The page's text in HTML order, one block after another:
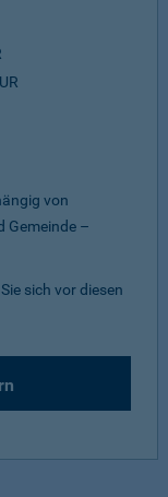
von
Gemeinde –
sich vor diesen